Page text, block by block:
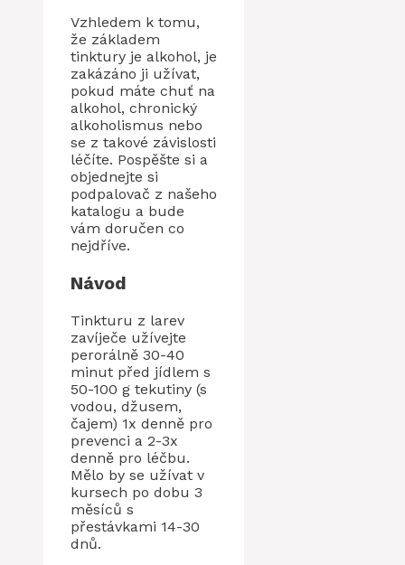
Vzhledem k tomu,
že základem
tinktury je alkohol, je
zakázáno ji užívat,
pokud máte chuť na
alkohol, chronický
alkoholismus nebo
se z takové závislosti
léčíte. Pospěšte si a
objednejte si
podpalovač z našeho
katalogu a bude
vám doručen co
nejdříve.
Návod
Tinkturu z larev
zavíječe užívejte
perorálně 30-40
minut před jídlem s
50-100 g tekutiny (s
vodou, džusem,
čajem) 1x denně pro
prevenci a 2-3x
denně pro léčbu.
Mělo by se užívat v
kursech po dobu 3
měsíců s
přestávkami 14-30
dnů.